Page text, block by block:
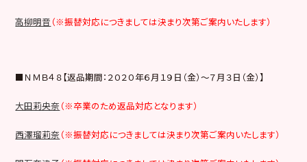
高柳明音 （※振替対応につきましては決まり次第ご案内いたします）
■ＮＭＢ４８【返品期間：２０２０年６月１９日（金）～７月３日（金）】
大田莉央奈 （※卒業のため返品対応となります）
西澤瑠莉奈 （※振替対応につきましては決まり次第ご案内いたします）